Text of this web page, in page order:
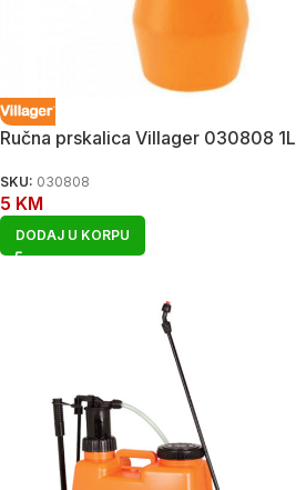
Ručna prskalica Villager 030808 1L
SKU: 030808
5 KM
DODAJ U KORPU